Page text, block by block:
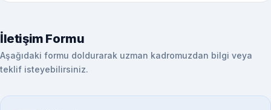
İletişim Formu
Aşağıdaki formu doldurarak uzman kadromuzdan bilgi veya
teklif isteyebilirsiniz.